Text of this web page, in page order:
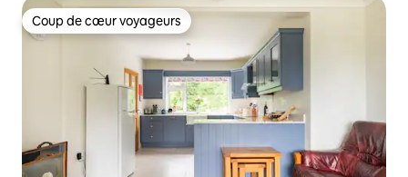
Coup de cœur voyageurs
Coup de cœur voyageurs